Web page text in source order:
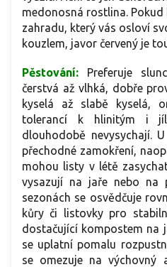
medonosná rostlina.
zahradu, který vás osloví
kouzlem, javor červený je
Pěstování:
Preferuje
čerstvá až vlhká, dobře
kyselá až slabě kyselá,
tolerancí k hlinitým i
dlouhodobě nevysychají.
přechodné zamokření,
mohou listy v létě
vysazují na jaře nebo na
sezonách se osvědčuje
kůry či listovky pro
dostačující kompostem na
se uplatní pomalu
se omezuje na výchovný